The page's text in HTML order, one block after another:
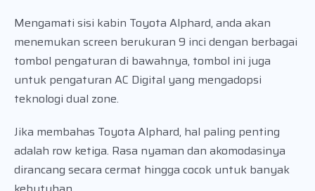
Mengamati sisi kabin Toyota Alphard, anda akan
menemukan screen berukuran 9 inci dengan berbagai
tombol pengaturan di bawahnya, tombol ini juga
untuk pengaturan AC Digital yang mengadopsi
teknologi dual zone.
Jika membahas Toyota Alphard, hal paling penting
adalah row ketiga. Rasa nyaman dan akomodasinya
dirancang secara cermat hingga cocok untuk banyak